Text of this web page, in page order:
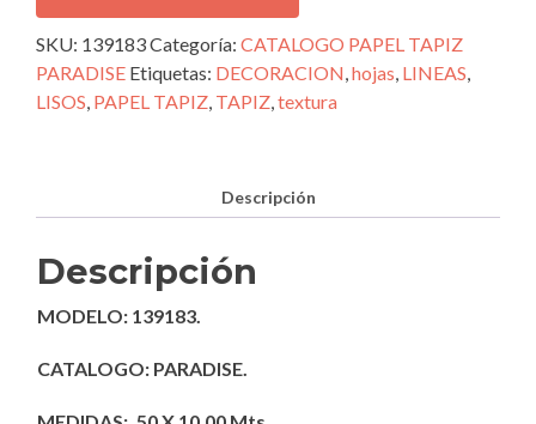
PARADISE;
139183
cantidad
SKU: 139183Categoría: CATALOGO PAPEL TAPIZ
PARADISE Etiquetas: DECORACION,hojas, LINEAS,
LISOS, PAPEL TAPIZ, TAPIZ,textura
Descripción
Descripción
MODELO: 139183.
CATALOGO: PARADISE.